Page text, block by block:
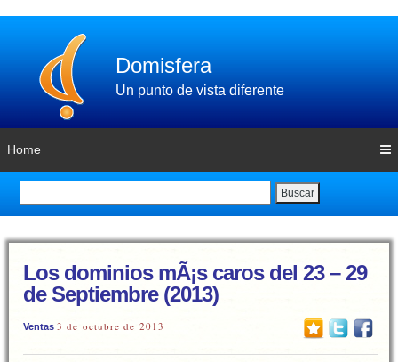
Domisfera
Un punto de vista diferente
Home
Buscar
Los dominios mÃ¡s caros del 23 – 29
de Septiembre (2013)
Ventas 3 de octubre de 2013